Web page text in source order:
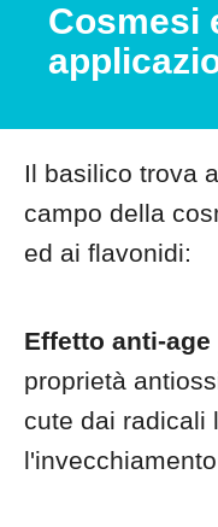
Cosmesi
Il basilico trova
campo della
ed ai flavonidi:
Effetto anti-
proprietà
cute dai radicali